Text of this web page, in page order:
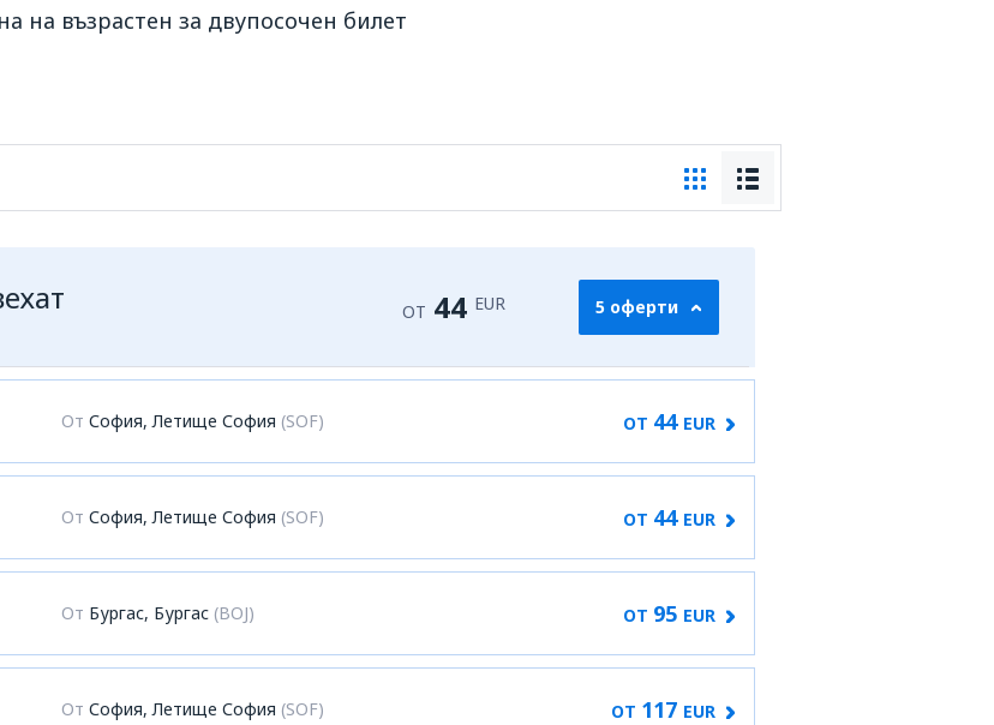
на възрастен за двупосочен билет
ОТ 44 EUR 5 оферти
ОтСофия, Летище София (SOF) ОТ 44 EUR
ОтСофия, Летище София (SOF) ОТ 44 EUR
От Бургас, Бургас (BOJ) ОТ 95 EUR
ОтСофия, Летище София (SOF) ОТ 117 EUR